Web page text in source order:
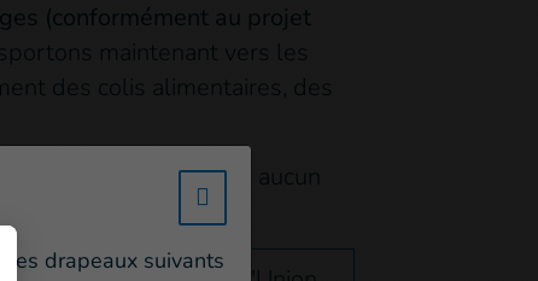
(conformément au projet
maintenant vers les
des colis alimentaires, des
demandes. Il n'y a aucun
Logistique.
drapeaux suivants